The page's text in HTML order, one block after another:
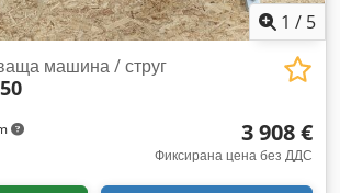
1 / 5
машина / струг
3 908 €
Фиксирана цена без ДДС